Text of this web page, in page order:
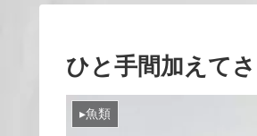
ひと手間加えて
▸魚類